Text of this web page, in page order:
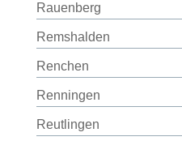
Rauenberg
Remshalden
Renchen
Renningen
Reutlingen